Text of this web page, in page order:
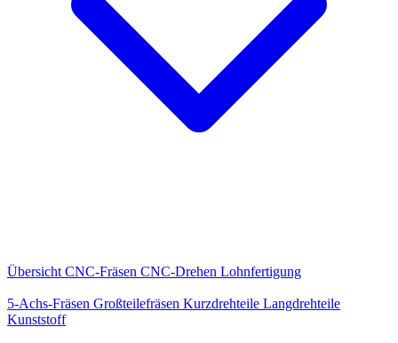
Übersicht CNC-Fräsen CNC-Drehen Lohnfertigung
5-Achs-Fräsen Großteilefräsen Kurzdrehteile Langdrehteile
Kunststoff